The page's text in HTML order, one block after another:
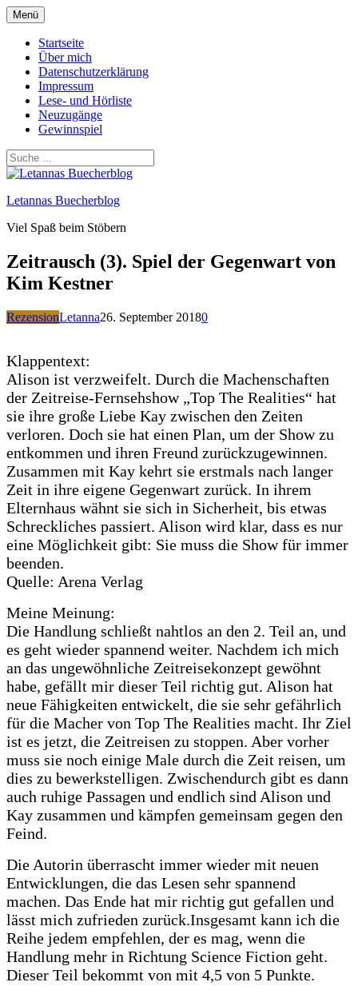
Zum
Inhalt
springen
Menü
Startseite
Über mich
Datenschutzerklärung
Impressum
Lese- und Hörliste
Neuzugänge
Gewinnspiel
Letannas Buecherblog
Viel Spaß beim Stöbern
Zeitrausch (3). Spiel der Gegenwart von
Kim Kestner
RezensionLetanna26. September 20180
Klappentext:
Alison ist verzweifelt. Durch die Machenschaften
der Zeitreise-Fernsehshow „Top The Realities“ hat
sie ihre große Liebe Kay zwischen den Zeiten
verloren. Doch sie hat einen Plan, um der Show zu
entkommen und ihren Freund zurückzugewinnen.
Zusammen mit Kay kehrt sie erstmals nach langer
Zeit in ihre eigene Gegenwart zurück. In ihrem
Elternhaus wähnt sie sich in Sicherheit, bis etwas
Schreckliches passiert. Alison wird klar, dass es nur
eine Möglichkeit gibt: Sie muss die Show für immer
beenden.
Quelle: Arena Verlag
Meine Meinung:
Die Handlung schließt nahtlos an den 2. Teil an, und
es geht wieder spannend weiter. Nachdem ich mich
an das ungewöhnliche Zeitreisekonzept gewöhnt
habe, gefällt mir dieser Teil richtig gut. Alison hat
neue Fähigkeiten entwickelt, die sie sehr gefährlich
für die Macher von Top The Realities macht. Ihr Ziel
ist es jetzt, die Zeitreisen zu stoppen. Aber vorher
muss sie noch einige Male durch die Zeit reisen, um
dies zu bewerkstelligen. Zwischendurch gibt es dann
auch ruhige Passagen und endlich sind Alison und
Kay zusammen und kämpfen gemeinsam gegen den
Feind.
Die Autorin überrascht immer wieder mit neuen
Entwicklungen, die das Lesen sehr spannend
machen. Das Ende hat mir richtig gut gefallen und
lässt mich zufrieden zurück.Insgesamt kann ich die
Reihe jedem empfehlen, der es mag, wenn die
Handlung mehr in Richtung Science Fiction geht.
Dieser Teil bekommt von mit 4,5 von 5 Punkte.